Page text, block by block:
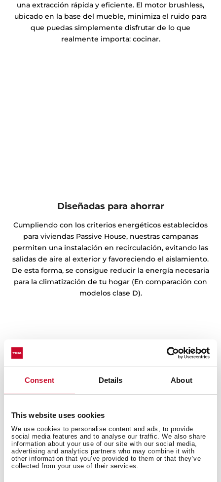
Consent Details About
This website uses cookies
We use cookies to personalise content and ads, to provide
social media features and to analyse our traffic. We also share
information about your use of our site with our social media,
advertising and analytics partners who may combine it with
other information that you’ve provided to them or that they’ve
collected from your use of their services.
una extracción rápida y eficiente. El motor brushless,
ubicado en la base del mueble, minimiza el ruido para
que puedas simplemente disfrutar de lo que
realmente importa: cocinar.
Diseñadas para ahorrar
Cumpliendo con los criterios energéticos establecidos
para viviendas Passive House, nuestras campanas
permiten una instalación en recirculación, evitando las
salidas de aire al exterior y favoreciendo el aislamiento.
De esta forma, se consigue reducir la energía necesaria
para la climatización de tu hogar (En comparación con
modelos clase D).
Instalación paso a paso